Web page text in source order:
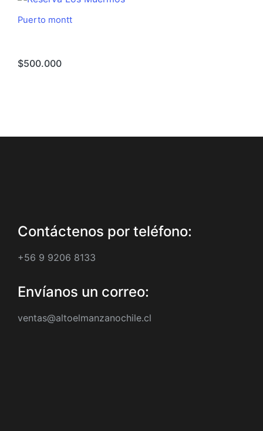
Puerto montt
$500.000
Contáctenos por teléfono:
+56 9 9206 8133
Envíanos un correo:
ventas@altoelmanzanochile.cl